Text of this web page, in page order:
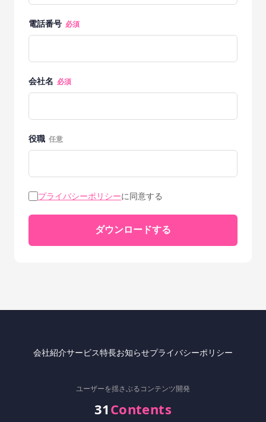
電話番号 必須
会社名 必須
役職 任意
プライバシーポリシーに同意する
ダウンロードする
会社紹介サービス特長お知らせプライバシーポリシー
ユーザーを揺さぶるコンテンツ開発
31 Contents